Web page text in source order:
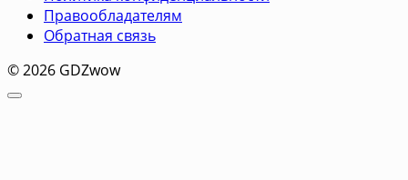
Правообладателям
Обратная связь
© 2026 GDZwow